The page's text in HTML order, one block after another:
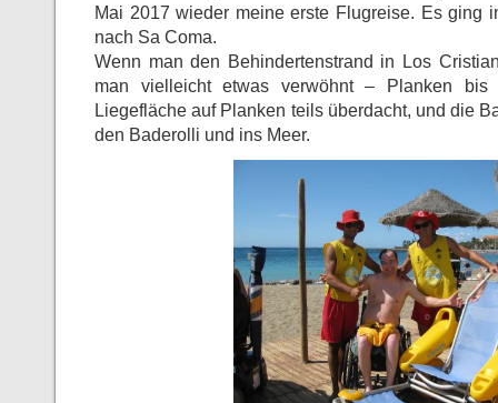
Mai 2017 wieder meine erste Flugreise. Es ging
nach Sa Coma.
Wenn man den Behindertenstrand in Los
man vielleicht etwas verwöhnt – Planken
Liegefläche auf Planken teils überdacht, und die
den Baderolli und ins Meer.